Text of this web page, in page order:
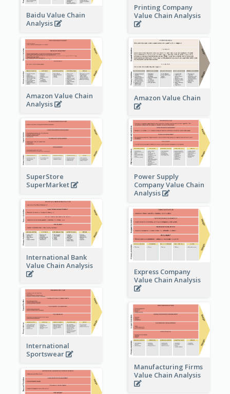
Printing Company
Value Chain Analysis
Baidu Value Chain
Analysis
Amazon Value Chain
Analysis
Amazon Value Chain
SuperStore
SuperMarket
Power Supply
Company Value Chain
Analysis
International Bank
Value Chain Analysis
Express Company
Value Chain Analysis
International
Sportswear
Manufacturing Firms
Value Chain Analysis